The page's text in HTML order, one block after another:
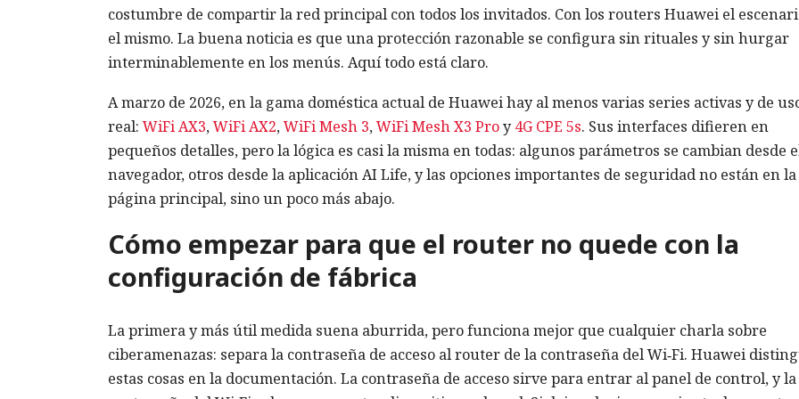
costumbre de compartir la red principal con todos los invitados. Con los routers Huawei el
el mismo. La buena noticia es que una protección razonable se configura sin rituales y sin hurgar
interminablemente en los menús. Aquí todo está claro.
A marzo de 2026, en la gama doméstica actual de Huawei hay al menos varias series activas y de
real:WiFi AX3,WiFi AX2,WiFi Mesh 3,WiFi Mesh X3 Proy4G CPE 5s. Sus interfaces difieren en
pequeños detalles, pero la lógica es casi la misma en todas: algunos parámetros se cambian desde
navegador, otros desde la aplicación AI Life, y las opciones importantes de seguridad no están en la
página principal, sino un poco más abajo.
Cómo empezar para que el router no quede con la
configuración de fábrica
La primera y más útil medida suena aburrida, pero funciona mejor que cualquier charla sobre
ciberamenazas: separa la contraseña de acceso al router de la contraseña del Wi‑Fi. Huawei
estas cosas en la documentación. La contraseña de acceso sirve para entrar al panel de control, y la